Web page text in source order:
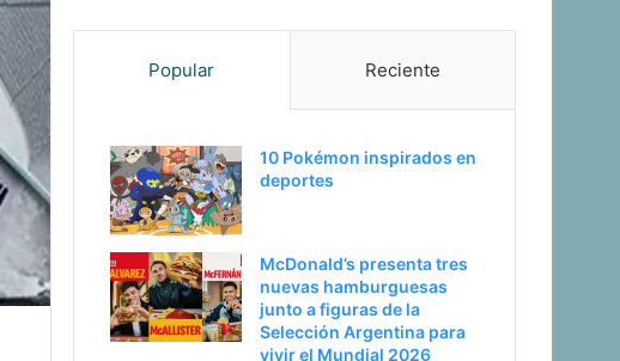
Popular Reciente
10 Pokémon inspirados en
deportes
McDonald’s presenta tres
nuevas hamburguesas
junto a figuras de la
Selección Argentina para
vivir el Mundial 2026